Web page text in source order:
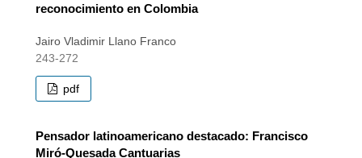
reconocimiento en Colombia
Jairo Vladimir Llano Franco
243-272
pdf
Pensador latinoamericano destacado: Francisco
Miró-Quesada Cantuarias